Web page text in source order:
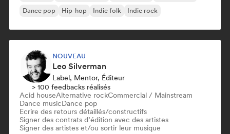
Dance pop
Hip-hop Indie folk Indie rock
NOUVEAU
Leo Silverman
Label, Mentor, Éditeur
> 100 feedbacks réalisés
Acid houseAlternative rockCommercial / Mainstream
Dance musicDance pop
Ecrire des retours détaillés/constructifs
Signer des contrats d’édition avec des artistes
Signer des artistes et/ou sortir leur musique